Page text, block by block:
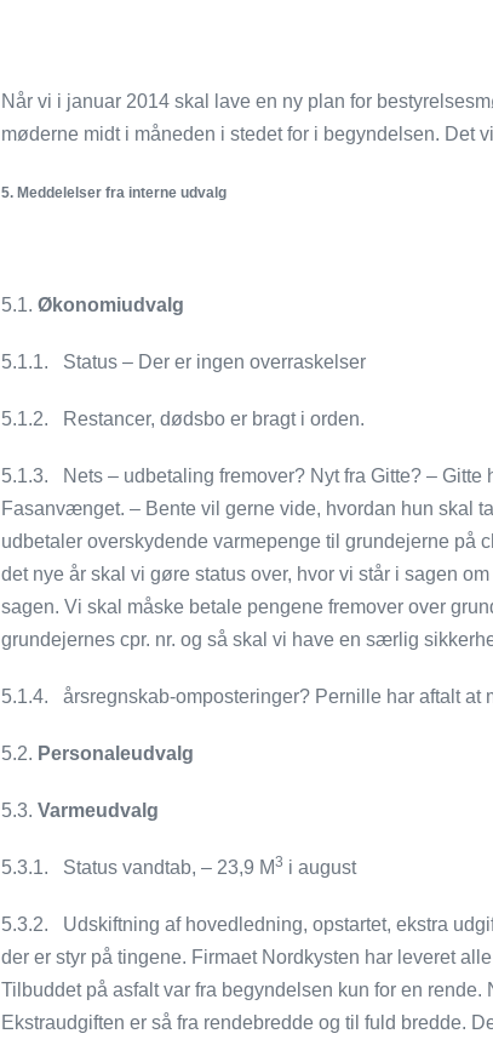
Når vi i januar 2014 skal lave en ny plan for
møderne midt i måneden i stedet for i begyndelsen. Det
5. Meddelelser fra interne udvalg
5.1.Økonomiudvalg
5.1.1. Status – Der er ingen overraskelser
5.1.2. Restancer, dødsbo er bragt i orden.
5.1.3. Nets – udbetaling fremover? Nyt fra Gitte? – Gitte
Fasanvænget. – Bente vil gerne vide, hvordan hun skal
udbetaler overskydende varmepenge til grundejerne på
det nye år skal vi gøre status over, hvor vi står i sagen
sagen. Vi skal måske betale pengene fremover over
grundejernes cpr. nr. og så skal vi have en særlig
5.1.4. årsregnskab-omposteringer? Pernille har aftalt at
5.2. Personaleudvalg
5.3.Varmeudvalg
5.3.1. Status vandtab, – 23,9 M3 i august
5.3.2. Udskiftning af hovedledning, opstartet, ekstra
der er styr på tingene. Firmaet Nordkysten har leveret
Tilbuddet på asfalt var fra begyndelsen kun for en rende.
Ekstraudgiften er så fra rendebredde og til fuld bredde.